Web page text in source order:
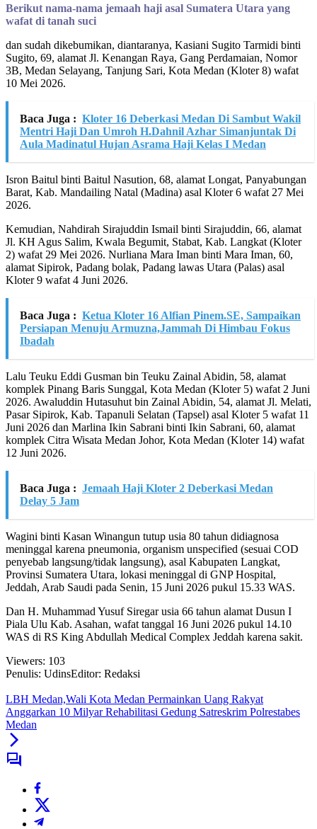
Berikut nama-nama jemaah haji asal Sumatera Utara yang
wafat di tanah suci
dan sudah dikebumikan, diantaranya, Kasiani Sugito Tarmidi binti
Sugito, 69, alamat Jl. Kenangan Raya, Gang Perdamaian, Nomor
3B, Medan Selayang, Tanjung Sari, Kota Medan (Kloter 8) wafat
10 Mei 2026.
Baca Juga : Kloter 16 Deberkasi Medan Di Sambut Wakil
Mentri Haji Dan Umroh H.Dahnil Azhar Simanjuntak Di
Aula Madinatul Hujan Asrama Haji Kelas I Medan
Isron Baitul binti Baitul Nasution, 68, alamat Longat, Panyabungan
Barat, Kab. Mandailing Natal (Madina) asal Kloter 6 wafat 27 Mei
2026.
Kemudian, Nahdirah Sirajuddin Ismail binti Sirajuddin, 66, alamat
Jl. KH Agus Salim, Kwala Begumit, Stabat, Kab. Langkat (Kloter
2) wafat 29 Mei 2026. Nurliana Mara Iman binti Mara Iman, 60,
alamat Sipirok, Padang bolak, Padang lawas Utara (Palas) asal
Kloter 9 wafat 4 Juni 2026.
Baca Juga : Ketua Kloter 16 Alfian Pinem.SE, Sampaikan
Persiapan Menuju Armuzna,Jammah Di Himbau Fokus
Ibadah
Lalu Teuku Eddi Gusman bin Teuku Zainal Abidin, 58, alamat
komplek Pinang Baris Sunggal, Kota Medan (Kloter 5) wafat 2 Juni
2026. Awaluddin Hutasuhut bin Zainal Abidin, 54, alamat Jl. Melati,
Pasar Sipirok, Kab. Tapanuli Selatan (Tapsel) asal Kloter 5 wafat 11
Juni 2026 dan Marlina Ikin Sabrani binti Ikin Sabrani, 60, alamat
komplek Citra Wisata Medan Johor, Kota Medan (Kloter 14) wafat
12 Juni 2026.
Baca Juga : Jemaah Haji Kloter 2 Deberkasi Medan
Delay 5 Jam
Wagini binti Kasan Winangun tutup usia 80 tahun didiagnosa
meninggal karena pneumonia, organism unspecified (sesuai COD
penyebab langsung/tidak langsung), asal Kabupaten Langkat,
Provinsi Sumatera Utara, lokasi meninggal di GNP Hospital,
Jeddah, Arab Saudi pada Senin, 15 Juni 2026 pukul 15.33 WAS.
Dan H. Muhammad Yusuf Siregar usia 66 tahun alamat Dusun I
Piala Ulu Kab. Asahan, wafat tanggal 16 Juni 2026 pukul 14.10
WAS di RS King Abdullah Medical Complex Jeddah karena sakit.
Viewers: 103
Penulis: UdinsEditor: Redaksi
LBH Medan,Wali Kota Medan Permainkan Uang Rakyat
Anggarkan 10 Milyar Rehabilitasi Gedung Satreskrim Polrestabes
Medan